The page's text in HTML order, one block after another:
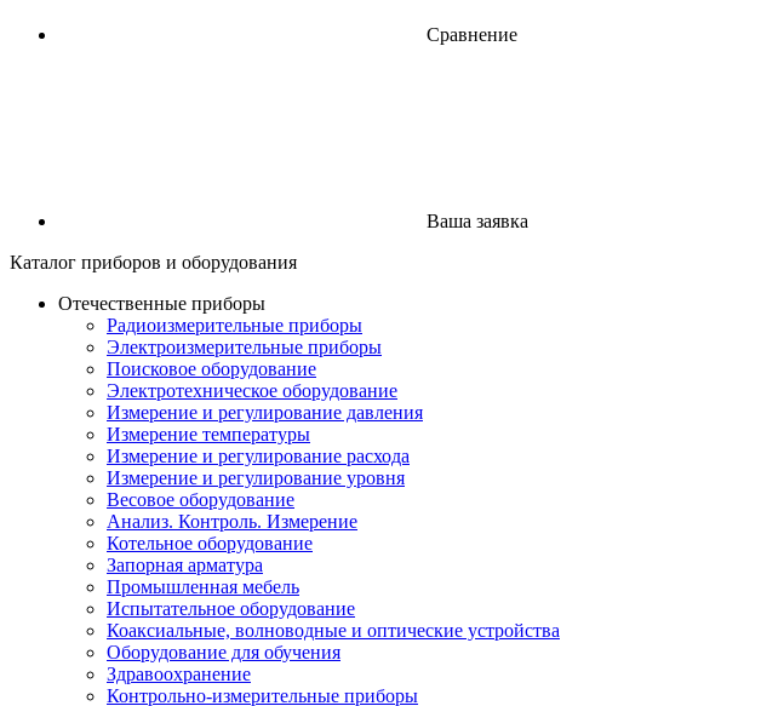
Сравнение
Ваша заявка
Каталог приборов и оборудования
Отечественные приборы
Радиоизмерительные приборы
Электроизмерительные приборы
Поисковое оборудование
Электротехническое оборудование
Измерение и регулирование давления
Измерение температуры
Измерение и регулирование расхода
Измерение и регулирование уровня
Весовое оборудование
Анализ. Контроль. Измерение
Котельное оборудование
Запорная арматура
Промышленная мебель
Испытательное оборудование
Коаксиальные, волноводные и оптические устройства
Оборудование для обучения
Здравоохранение
Контрольно-измерительные приборы